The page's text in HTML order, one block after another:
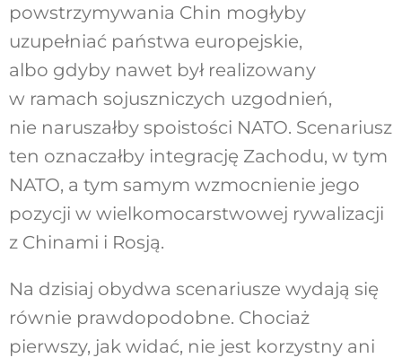
powstrzymywania Chin mogłyby
uzupełniać państwa europejskie,
albo gdyby nawet był realizowany
w ramach sojuszniczych uzgodnień,
nie naruszałby spoistości NATO. Scenariusz
ten oznaczałby integrację Zachodu, w tym
NATO, a tym samym wzmocnienie jego
pozycji w wielkomocarstwowej rywalizacji
z Chinami i Rosją.
Na dzisiaj obydwa scenariusze wydają się
równie prawdopodobne. Chociaż
pierwszy, jak widać, nie jest korzystny ani